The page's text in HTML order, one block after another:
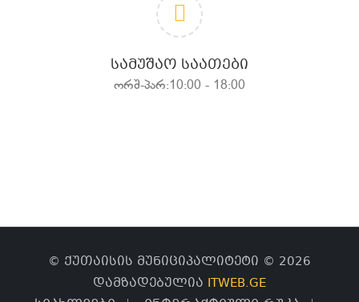
ᲡᲐᲛᲣᲨᲐᲝ ᲡᲐᲐᲗᲔᲑᲘ
ორშ-პარ:10:00 - 18:00
© ქუთაისის მუნიციპალიტეტი © 2026
დამზადებულია ITWEB.GE